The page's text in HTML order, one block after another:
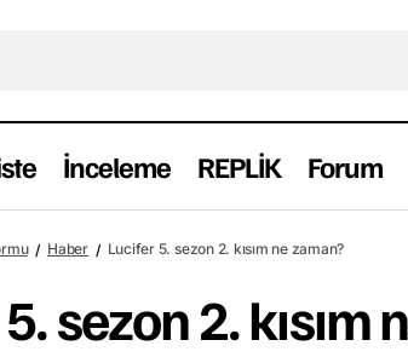
İnceleme REPLİK Forum
Dizi Haber Yabancı
Haber Lucifer 5. sezon 2. kısım ne zaman?
sezon 2. kısım